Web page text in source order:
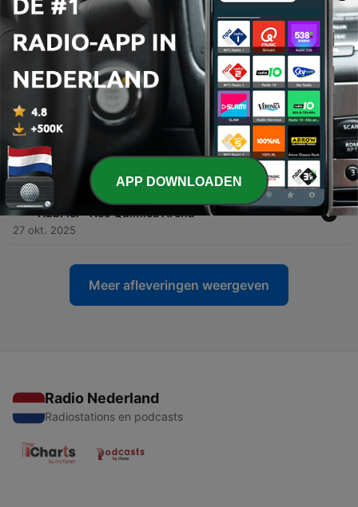
80 #EP69 - C-Talks: Vida e Carreira - Paulo Vieira
23 feb. 2026
79 - #EP59 - C-Talks: Vida e Carreira - Alex Salino -
HubFiel - Neo Química Arena
10 nov. 2025
78 - #EP58 - C-Talks: Vida e Carreira - Juliano
Kawamoto - HubFiel - Neo Química Arena
03 nov. 2025
77 - #EP57 - C-Talks: Vida e Carreira - Marcos Pasin -
HubFiel - Neo Química Arena
27 okt. 2025
Meer afleveringen weergeven
Radio Nederland
Radiostations en podcasts
APP DOWNLOADEN